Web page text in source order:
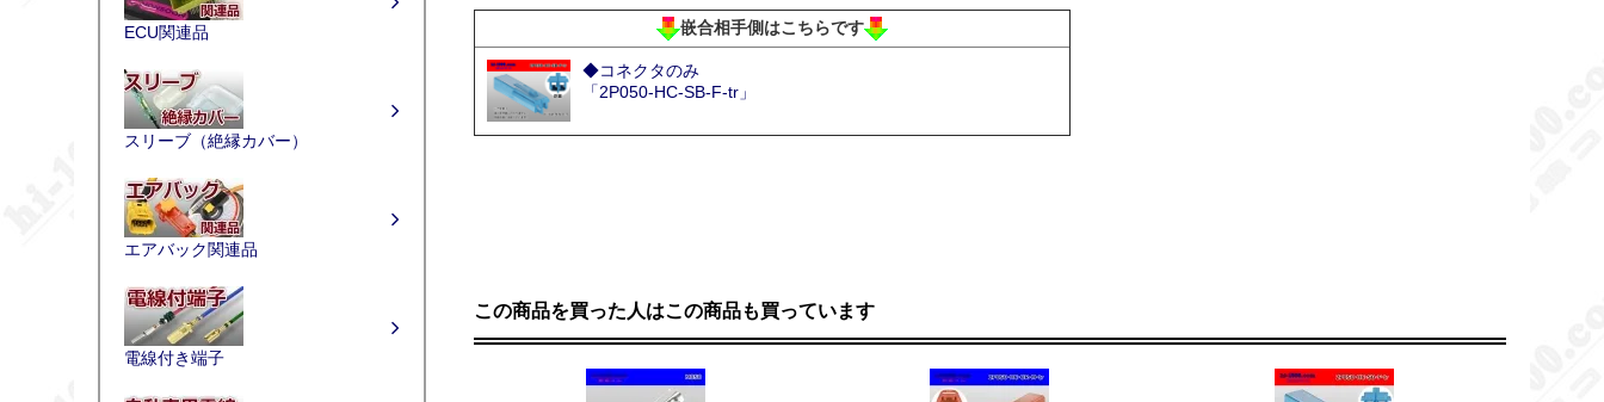
嵌合相手側はこちらです
◆コネクタのみ
「2P050-HC-SB-F-tr」
この商品を買った人はこの商品も買っています
ECU関連品
スリーブ（絶縁カバー）
エアバック関連品
電線付き端子